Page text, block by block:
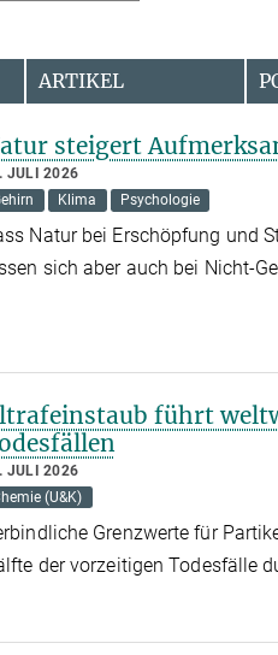
ARTIKEL
steigert
JULI 2026
Klima Psychologie
Natur bei Erschöpfung und
sich aber auch bei Nicht-
führt
JULI 2026
(U&K)
Grenzwerte für
der vorzeitigen Todesfälle